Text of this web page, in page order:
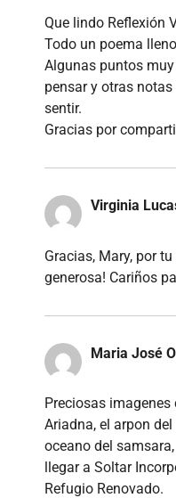
Que lindo Reflexión
Todo un poema
Algunas puntos
pensar y otras
sentir.
Gracias por
Virginia
Gracias, Mary, por
generosa! Cariños
Maria José
Preciosas
Ariadna, el arpon
oceano del
llegar a Soltar
Refugio Renovado.